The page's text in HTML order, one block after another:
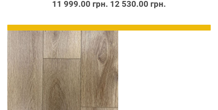
11 999.00 грн. 12 530.00 грн.